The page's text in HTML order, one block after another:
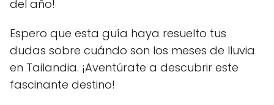
del año!
Espero que esta guía haya resuelto tus
dudas sobre cuándo son los meses de lluvia
en Tailandia. ¡Aventúrate a descubrir este
fascinante destino!